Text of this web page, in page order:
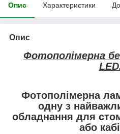
Опис Характеристики
Опис
Фотополімерна
Фотополімерна
одну з
обладнання для
або